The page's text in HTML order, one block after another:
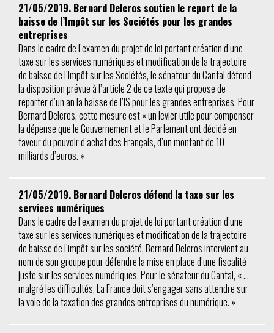
21/05/2019. Bernard Delcros soutien le report de la
baisse de l’Impôt sur les Sociétés pour les grandes
entreprises
Dans le cadre de l’examen du projet de loi portant création d’une
taxe sur les services numériques et modification de la trajectoire
de baisse de l’Impôt sur les Sociétés, le sénateur du Cantal défend
la disposition prévue à l’article 2 de ce texte qui propose de
reporter d’un an la baisse de l’IS pour les grandes entreprises. Pour
Bernard Delcros, cette mesure est « un levier utile pour compenser
la dépense que le Gouvernement et le Parlement ont décidé en
faveur du pouvoir d’achat des Français, d’un montant de 10
milliards d’euros. »
21/05/2019. Bernard Delcros défend la taxe sur les
services numériques
Dans le cadre de l’examen du projet de loi portant création d’une
taxe sur les services numériques et modification de la trajectoire
de baisse de l’impôt sur les société, Bernard Delcros intervient au
nom de son groupe pour défendre la mise en place d’une fiscalité
juste sur les services numériques. Pour le sénateur du Cantal, « …
malgré les difficultés, La France doit s’engager sans attendre sur
la voie de la taxation des grandes entreprises du numérique. »